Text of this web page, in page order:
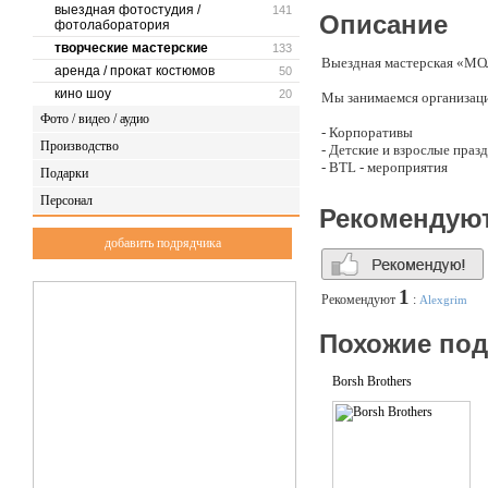
141
выездная фотостудия /
фотолаборатория
133
творческие мастерские
50
аренда / прокат костюмов
20
кино шоу
Фото / видео / аудио
Производство
Подарки
Персонал
добавить подрядчика
Описание
Выездная мастерская
Мы занимаемся
- Корпоративы
- Детские и взрослые
- BTL - мероприятия
- Открытие магазина
- Городские мероприятия и
Приедем на любую
гостям в любом месте!
активности, как
Мы можем адаптировать
Рекомендуют 1 : Alexgrim
Похожие
Borsh Brothers